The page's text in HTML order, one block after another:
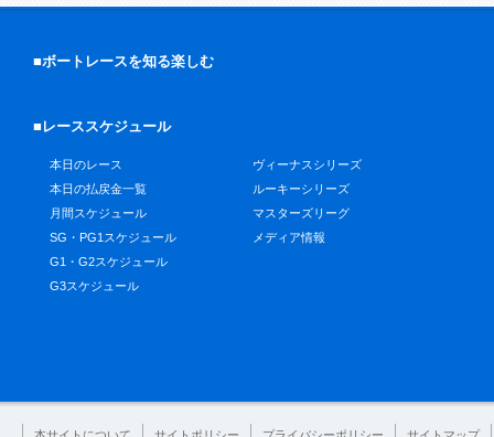
■ボートレースを知る楽しむ
■レーススケジュール
本日のレース
本日の払戻金一覧
月間スケジュール
SG・PG1スケジュール
G1・G2スケジュール
G3スケジュール
ヴィーナスシリーズ
ルーキーシリーズ
マスターズリーグ
メディア情報